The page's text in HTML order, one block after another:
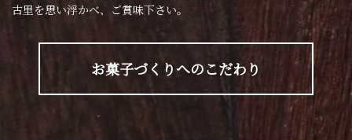
古里を思い浮かべ、ご賞味下さい。
お菓子づくりへのこだわり